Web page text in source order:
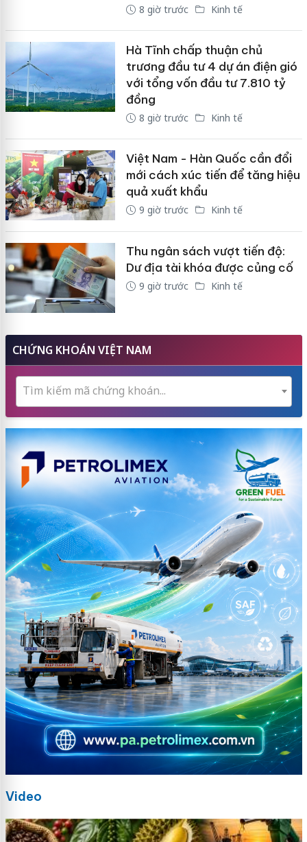
8 giờ trước Kinh tế
Hà Tĩnh chấp thuận chủ
trương đầu tư 4 dự án điện gió
với tổng vốn đầu tư 7.810 tỷ
đồng
8 giờ trước Kinh tế
Việt Nam - Hàn Quốc cần đổi
mới cách xúc tiến để tăng hiệu
quả xuất khẩu
9 giờ trước Kinh tế
Thu ngân sách vượt tiến độ:
Dư địa tài khóa được củng cố
9 giờ trước Kinh tế
CHỨNG KHOÁN VIỆT NAM
Tìm kiếm mã chứng khoán...
Video